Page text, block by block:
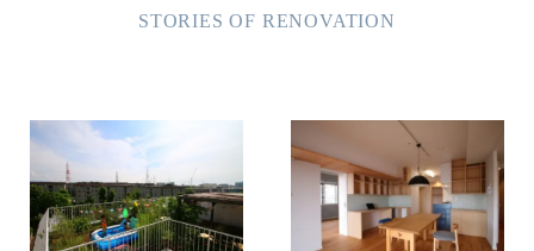
STORIES OF RENOVATION